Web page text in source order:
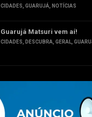
CIDADES GUARUJÁ NOTÍCIAS
Guarujá Matsuri vem aí!
CIDADES DESCUBRA GERAL